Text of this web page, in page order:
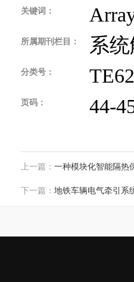
关键词：
所属期刊栏目： 系
分类号：
页码： 44-
上一篇： 一种模块化智能隔热
下一篇： 地铁车辆电气牵引系